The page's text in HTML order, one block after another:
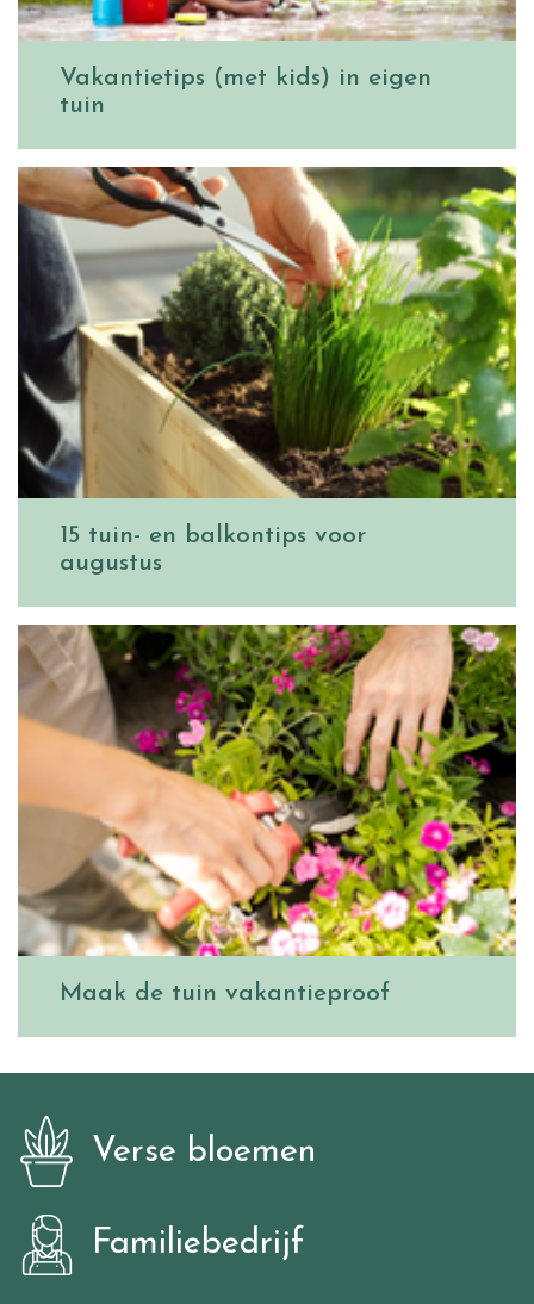
Vakantietips (met kids) in eigen
tuin
15 tuin- en balkontips voor
augustus
Maak de tuin vakantieproof
Verse bloemen
Familiebedrijf